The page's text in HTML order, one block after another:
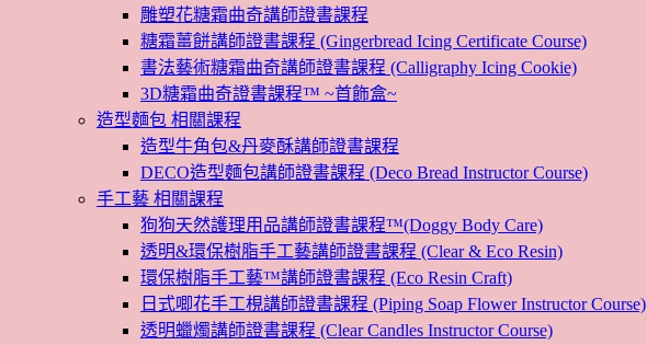
雕塑花糖霜曲奇講師證書課程
糖霜薑餅講師證書課程 (Gingerbread Icing Certificate Course)
書法藝術糖霜曲奇講師證書課程 (Calligraphy Icing Cookie)
3D糖霜曲奇證書課程™ ~首飾盒~
造型麵包 相關課程
造型牛角包&丹麥酥講師證書課程
DECO造型麵包講師證書課程 (Deco Bread Instructor Course)
手工藝 相關課程
狗狗天然護理用品講師證書課程™(Doggy Body Care)
透明&環保樹脂手工藝講師證書課程 (Clear & Eco Resin)
環保樹脂手工藝™講師證書課程 (Eco Resin Craft)
日式唧花手工梘講師證書課程 (Piping Soap Flower Instructor Course)
透明蠟燭講師證書課程 (Clear Candles Instructor Course)